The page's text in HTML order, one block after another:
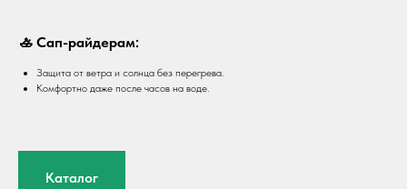
🚣 Сап-райдерам:
Защита от ветра и солнца без перегрева.
Комфортно даже после часов на воде.
Каталог